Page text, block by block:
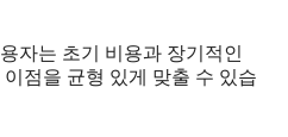
자는 초기 비용과 장기적인
점을 균형 있게 맞출 수 있습